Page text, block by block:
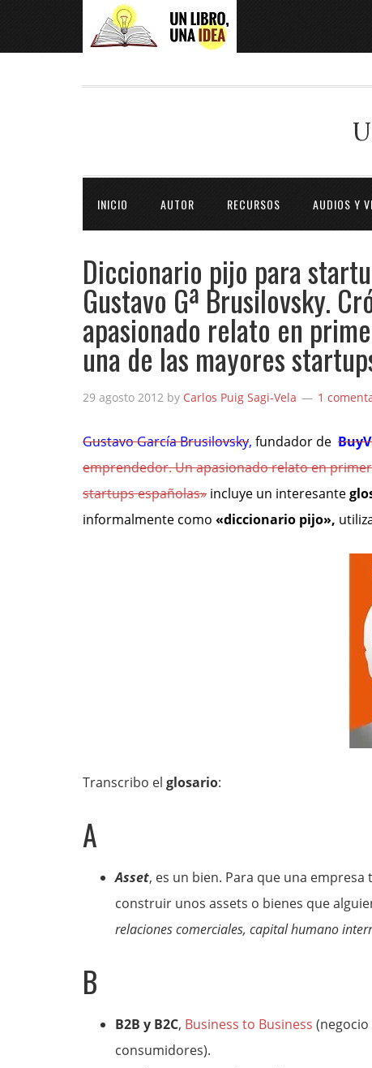
INICIO AUTOR RECURSOS AUDIOS Y
Diccionario pijo para
Gustavo Gª Brusilovsky.
apasionado relato en
una de las mayores
29 agosto 2012 by Carlos Puig Sagi-Vela 1
Gustavo García Brusilovsky, fundador de
emprendedor. Un apasionado relato en
startups españolas» incluye un interesante
informalmente como «diccionario pijo»,
Transcribo el glosario:
A
Asset, es un bien. Para que una
construir unos assets o bienes que
relaciones comerciales, capital humano
B
B2B y B2C, Business to Business
consumidores).